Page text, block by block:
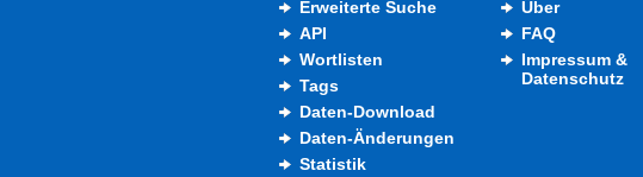
Erweiterte Suche
API
Wortlisten
Tags
Daten-Download
Daten-Änderungen
Statistik
Über
FAQ
Impressum &
Datenschutz